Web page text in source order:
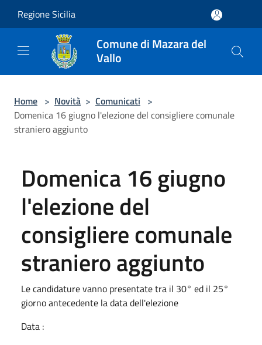
Regione Sicilia
Comune di Mazara del
Vallo
Home > Novità > Comunicati >
Domenica 16 giugno l'elezione del consigliere comunale
straniero aggiunto
Domenica 16 giugno
l'elezione del
consigliere comunale
straniero aggiunto
Le candidature vanno presentate tra il 30° ed il 25°
giorno antecedente la data dell'elezione
Data :